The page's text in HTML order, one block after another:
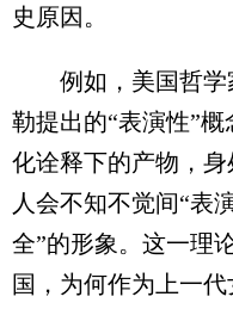
史原因。
例如，美国哲学
勒提出的“表演性”
化诠释下的产物，
人会不知不觉间“表
全”的形象。这一理
国，为何作为上一